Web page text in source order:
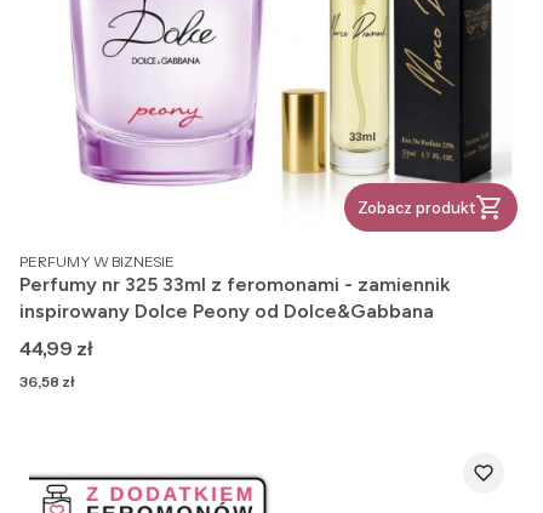
Zobacz produkt
PRODUCENT
PERFUMY W BIZNESIE
Perfumy nr 325 33ml z feromonami - zamiennik
inspirowany Dolce Peony od Dolce&Gabbana
Cena
44,99 zł
Cena
36,58 zł